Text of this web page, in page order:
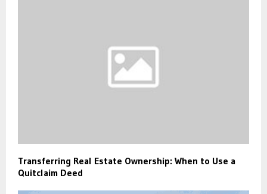
Transferring Real Estate Ownership: When to Use a
Quitclaim Deed